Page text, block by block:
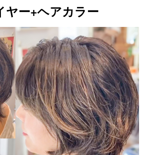
ヤー+ヘアカラー